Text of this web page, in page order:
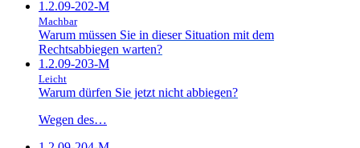
1.2.09-202-M
Machbar
Warum müssen Sie in dieser Situation mit dem
Rechtsabbiegen warten?
1.2.09-203-M
Leicht
Warum dürfen Sie jetzt nicht abbiegen?
Wegen des…